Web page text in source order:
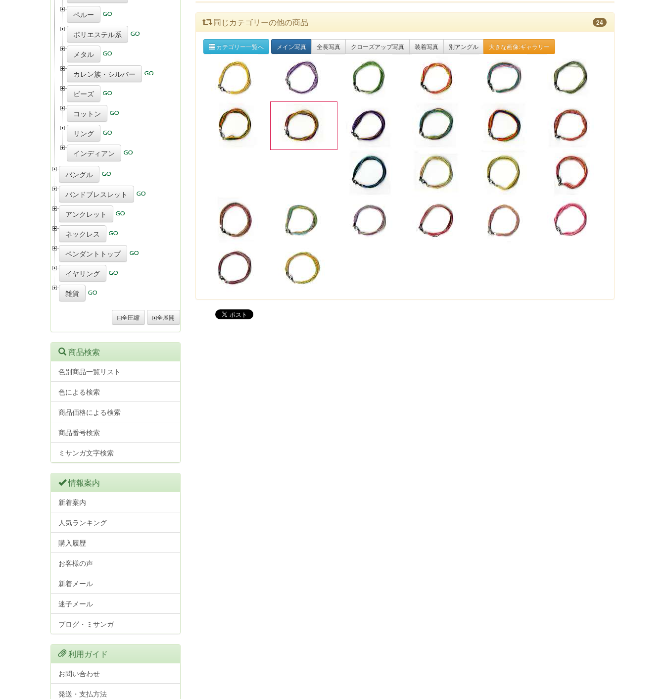
同じカテゴリーの他の商品 24
カテゴリー一覧へ メイン写真 全長写真 クローズアップ写真 装着写真 別アングル 大きな画像:ギャラリー
ペルー
ポリエステル系
メタル
カレン族・シルバー
ビーズ
コットン
リング
インディアン
バングル
バンドブレスレット
アンクレット
ネックレス
ペンダントトップ
イヤリング
雑貨
全圧縮 全展開
商品検索
色別商品一覧リスト
色による検索
商品価格による検索
商品番号検索
ミサンガ文字検索
情報案内
新着案内
人気ランキング
購入履歴
お客様の声
新着メール
迷子メール
ブログ・ミサンガ
利用ガイド
お問い合わせ
発送・支払方法